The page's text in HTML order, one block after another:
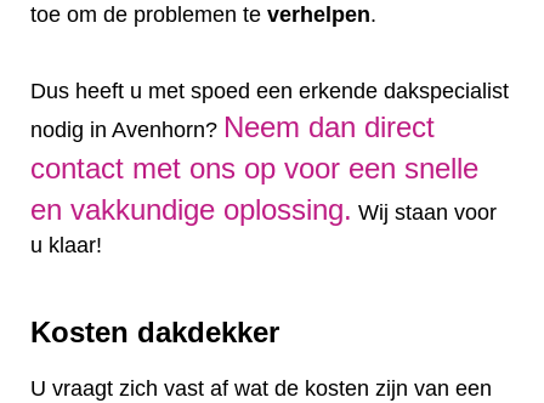
toe om de problemen te verhelpen.
Dus heeft u met spoed een erkende dakspecialist
nodig in Avenhorn? Neem dan direct
contact met ons op voor een snelle
en vakkundige oplossing. Wij staan voor
u klaar!
Kosten dakdekker
U vraagt zich vast af wat de kosten zijn van een